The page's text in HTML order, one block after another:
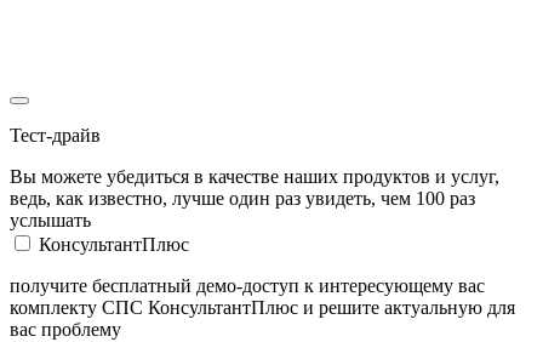
Тест-драйв
Вы можете убедиться в качестве наших продуктов и услуг,
ведь, как известно, лучше один раз увидеть, чем 100 раз
услышать
КонсультантПлюс
получите бесплатный демо-доступ к интересующему вас
комплекту СПС КонсультантПлюс и решите актуальную для
вас проблему